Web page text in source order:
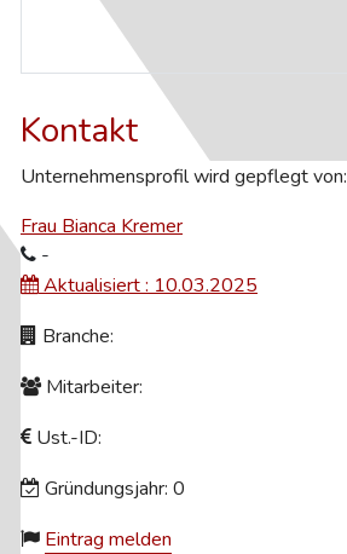
Kontakt
Unternehmensprofil wird gepflegt von:
Frau Bianca Kremer
-
Aktualisiert : 10.03.2025
Branche:
Mitarbeiter:
Ust.-ID:
Gründungsjahr: 0
Eintrag melden